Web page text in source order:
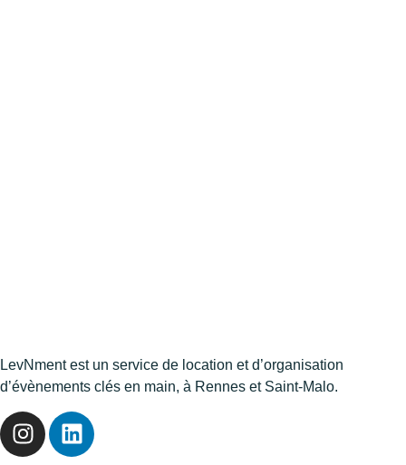
LevNment est un service de location et d’organisation
d’évènements clés en main, à Rennes et Saint-Malo.